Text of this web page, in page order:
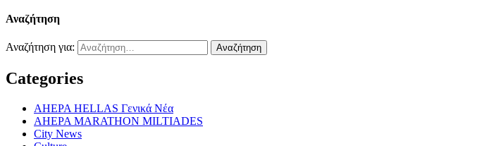
Αναζήτηση
Αναζήτηση για:
Categories
AHEPA HELLAS Γενικά Νέα
AHEPA MARATHON MILTIADES
City News